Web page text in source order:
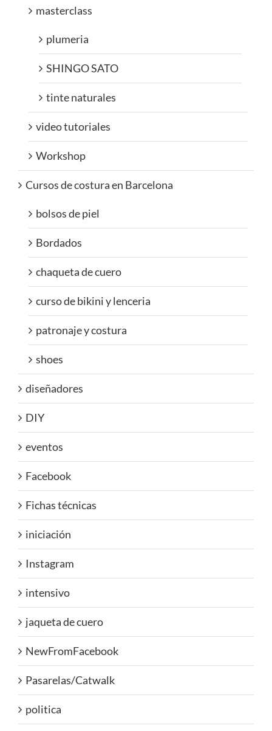
masterclass
plumeria
SHINGO SATO
tinte naturales
video tutoriales
Workshop
Cursos de costura en Barcelona
bolsos de piel
Bordados
chaqueta de cuero
curso de bikini y lenceria
patronaje y costura
shoes
diseñadores
DIY
eventos
Facebook
Fichas técnicas
iniciación
Instagram
intensivo
jaqueta de cuero
NewFromFacebook
Pasarelas/Catwalk
politica